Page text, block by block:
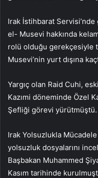
Irak İstihbarat
el- Musevi hakkında
rolü olduğu gerekçesiyle
Musevi’nin yurt dışına
Yargıç olan Raid Cuhi,
Kazımi döneminde Özel
Şefliği görevi yürütmüştü.
Irak Yolsuzlukla
yolsuzluk dosyalarını
Başbakan Muhammed
Kasım tarihinde